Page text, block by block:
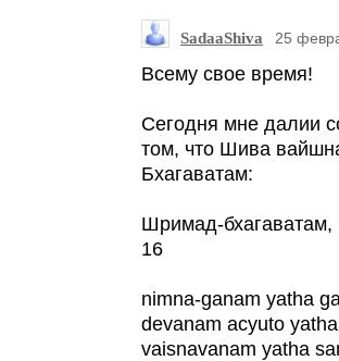
SadaaShiva 25
Всему свое время!
Сегодня мне далии
том, что Шива
Бхагаватам:
Шримад-бхагаватам,
16
nimna-ganam yatha
devanam acyuto yatha
vaisnavanam yatha